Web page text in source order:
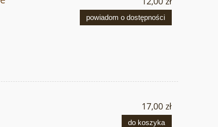
powiadom o dostępności
17,00 zł
do koszyka